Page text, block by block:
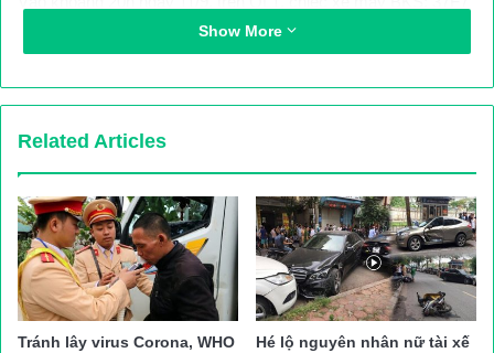
do một người phụ nữ điều khiển chở theo một phụ nữ
nữa chạy theo hướng Nam – Bắc. Khi đi đến phường Quỳnh
Xuân, TX Hoàng Mai (Nghệ An) bất ngờ va chạm với xe máy
ngược lại.
Cú va chạm mạnh khiến cả 3 người bị thương nặng được
người dân địa phương đưa tới bệnh viện trong tình trạng nguy
kịch.Tại hiện trường 2 xe máy hư hỏng nặng.
Nguyên nhân vụ tai nạn đang được điều tra làm rõ.
Hồng Đức
Show More
Related Articles
Tránh lây virus Corona, WHO
Hé lộ nguyên nhân nữ tài xế